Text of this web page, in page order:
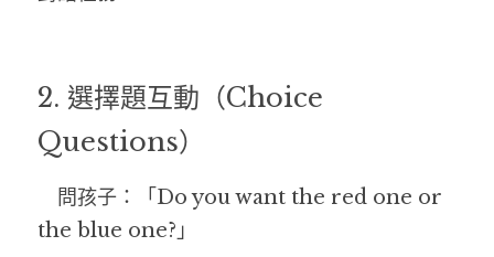
2. 選擇題互動（Choice
Questions）
問孩子：「Do you want the red one or
the blue one?」